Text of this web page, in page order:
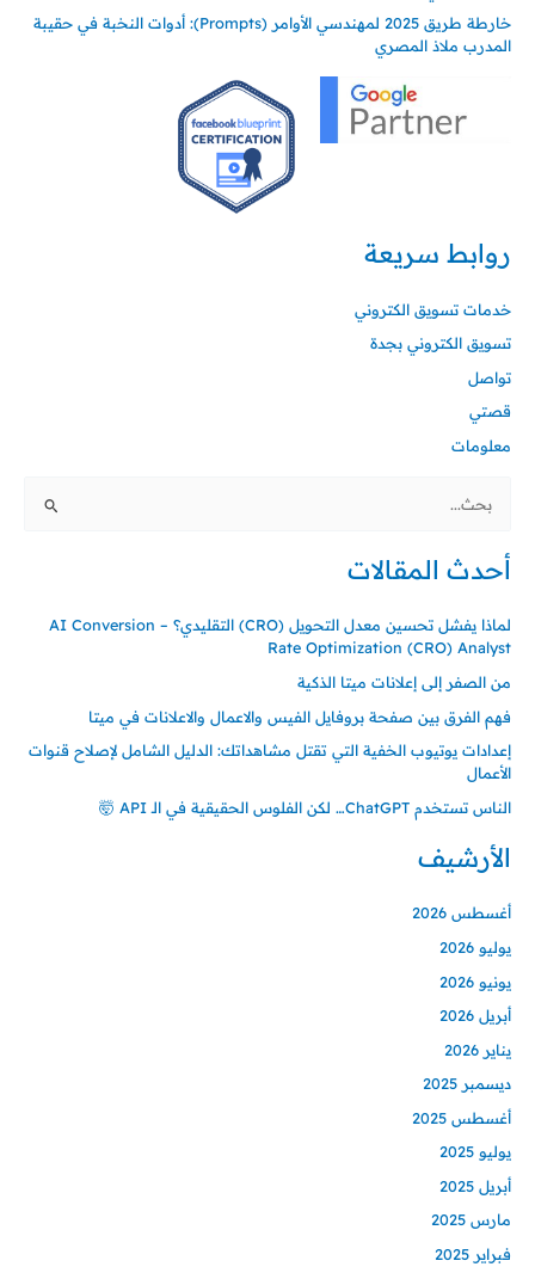
خارطة طريق 2025 لمهندسي الأوامر (Prompts): أدوات النخبة في حقيبة
المدرب ملاذ المصري
روابط سريعة
خدمات تسويق الكتروني
تسويق الكتروني بجدة
تواصل
قصتي
معلومات
البحث
أحدث المقالات
لماذا يفشل تحسين معدل التحويل (CRO) التقليدي؟ – AI Conversion
Rate Optimization (CRO) Analyst
من الصفر إلى إعلانات ميتا الذكية
فهم الفرق بين صفحة بروفايل الفيس والاعمال والاعلانات في ميتا
إعدادات يوتيوب الخفية التي تقتل مشاهداتك: الدليل الشامل لإصلاح قنوات
الأعمال
الناس تستخدم ChatGPT… لكن الفلوس الحقيقية في الـ API 🤯
الأرشيف
أغسطس 2026
يوليو 2026
يونيو 2026
أبريل 2026
يناير 2026
ديسمبر 2025
أغسطس 2025
يوليو 2025
أبريل 2025
مارس 2025
فبراير 2025